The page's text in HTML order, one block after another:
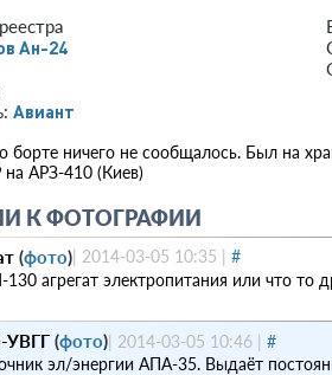
Ан-24
Авиант
борте ничего не сообщалось. Был на
АРЗ-410 (Киев)
К ФОТОГРАФИИ
(фото)| 2014-03-05 10:35 | #
агрегат электропитания или что то
УВГГ (фото)| 2014-03-05 10:46 | #
эл/энергии АПА-35. Выдаёт